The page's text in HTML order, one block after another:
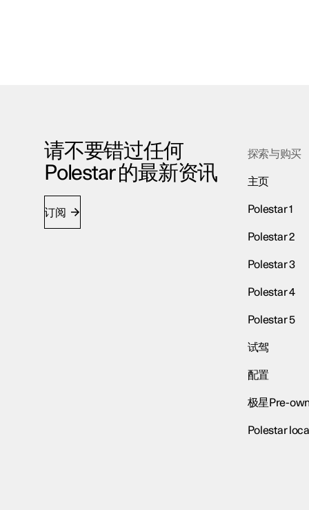
请不要错过任何
Polestar 的最新资讯
订阅
探索与购买
主页
Polestar 1
Polestar 2
Polestar 3
Polestar 4
Polestar 5
试驾
配置
极星Pre-
Polestar